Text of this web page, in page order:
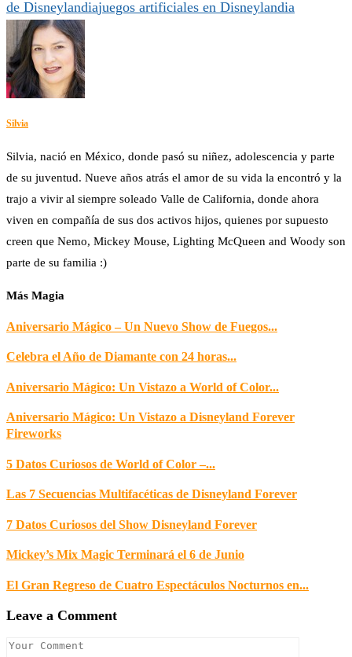
de Disneylandiajuegos artificiales en Disneylandia
Silvia
Silvia, nació en México, donde pasó su niñez, adolescencia y parte
de su juventud. Nueve años atrás el amor de su vida la encontró y la
trajo a vivir al siempre soleado Valle de California, donde ahora
viven en compañía de sus dos activos hijos, quienes por supuesto
creen que Nemo, Mickey Mouse, Lighting McQueen and Woody son
parte de su familia :)
Más Magia
Aniversario Mágico – Un Nuevo Show de Fuegos...
Celebra el Año de Diamante con 24 horas...
Aniversario Mágico: Un Vistazo a World of Color...
Aniversario Mágico: Un Vistazo a Disneyland Forever
Fireworks
5 Datos Curiosos de World of Color –...
Las 7 Secuencias Multifacéticas de Disneyland Forever
7 Datos Curiosos del Show Disneyland Forever
Mickey’s Mix Magic Terminará el 6 de Junio
El Gran Regreso de Cuatro Espectáculos Nocturnos en...
Leave a Comment